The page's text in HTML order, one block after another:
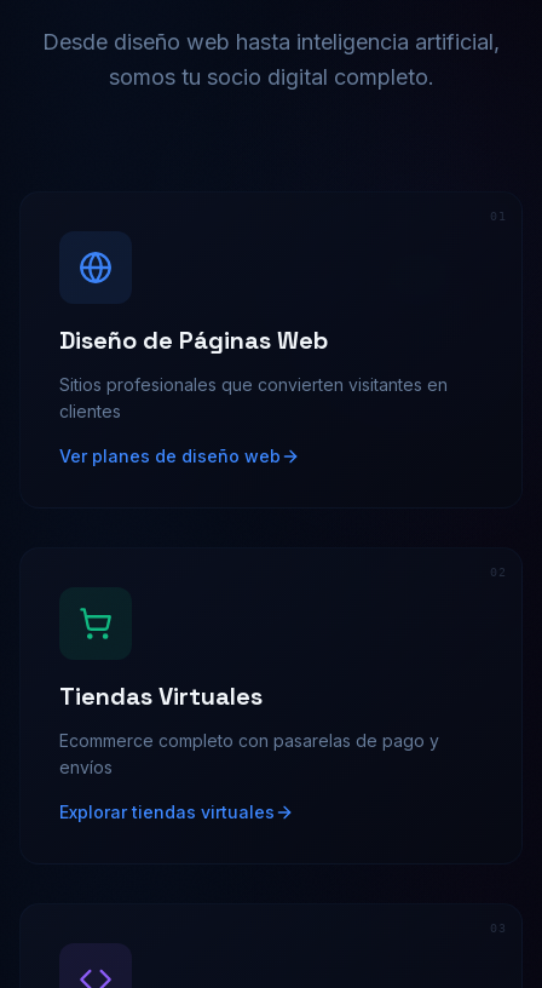
Desde diseño web hasta inteligencia artificial,
somos tu socio digital completo.
0 1
Diseño de Páginas Web
Sitios profesionales que convierten visitantes en
clientes
Ver planes de diseño web
0 2
Tiendas Virtuales
Ecommerce completo con pasarelas de pago y
envíos
Explorar tiendas virtuales
0 3